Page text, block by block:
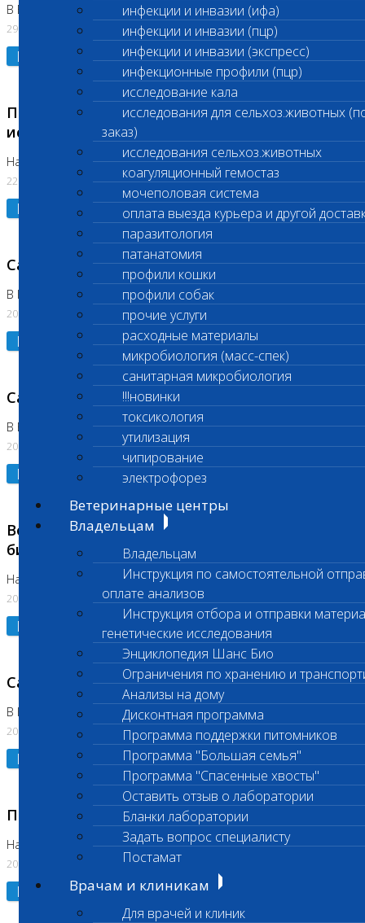
инфекции и инвазии (ифа)
инфекции и инвазии (пцр)
инфекции и инвазии (экспресс)
инфекционные профили (пцр)
исследование кала
исследования для сельхоз.животных
заказ)
исследования сельхоз.животных
коагуляционный гемостаз
мочеполовая система
оплата выезда курьера и другой
паразитология
патанатомия
профили кошки
профили собак
прочие услуги
расходные материалы
микробиология (масс-спек)
санитарная микробиология
!!!новинки
токсикология
утилизация
чипирование
электрофорез
Ветеринарные центры
Владельцам
Владельцам
Инструкция по самостоятельной
оплате анализов
Инструкция отбора и отправки
генетические исследования
Энциклопедия Шанс Био
Ограничения по хранению и
Анализы на дому
Дисконтная программа
Программа поддержки питомников
Программа "Большая семья"
Программа "Спасенные хвосты"
Оставить отзыв о лаборатории
Бланки лаборатории
Задать вопрос специалисту
Постамат
Врачам и клиникам
Для врачей и клиник
В Бутово 29.07.26
29.07.2026
Подробнее
Приостановлено выполнение биохимических
исследований
На Нагорной. Код ( 123,310,309)
22.07.2026
Подробнее
Санитарные дни
В Коломне 24.07.2026 и 28.07.2026
20.07.2026
Подробнее
Санитарный день
В Бутово 21.07.2026
20.07.2026
Подробнее
Возобновлено выполнение срочных
биохимических исследований
На Нагорной
20.07.2026
Подробнее
Санитарный день
В Коломне 20.07.2026
20.07.2026
Подробнее
Приостановлено выполнение исследования
На Нагорной
20.07.2026
Подробнее